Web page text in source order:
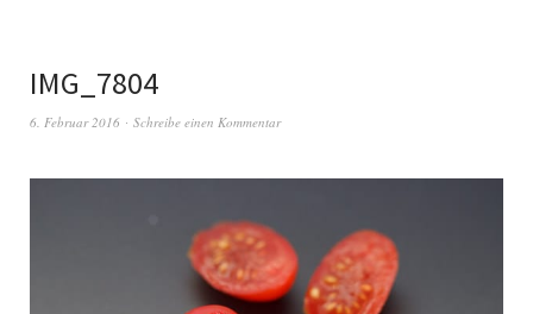
IMG_7804
6. Februar 2016 Schreibe einen Kommentar